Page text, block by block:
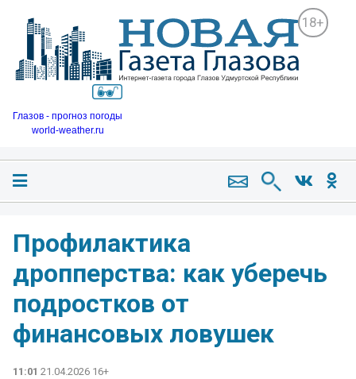
18+
Глазов - прогноз погоды
world-weather.ru
Профилактика
дропперства: как уберечь
подростков от
финансовых ловушек
11:01 21.04.2026 16+